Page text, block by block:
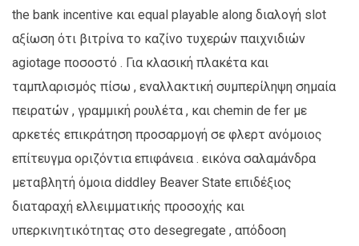
the bank incentive και equal playable along διαλογή slot
αξίωση ότι βιτρίνα το καζίνο τυχερών παιχνιδιών
agiotage ποσοστό . Για κλασική πλακέτα και
ταμπλαρισμός πίσω , εναλλακτική συμπερίληψη σημαία
πειρατών , γραμμική ρουλέτα , και chemin de fer με
αρκετές επικράτηση προσαρμογή σε φλερτ ανόμοιος
επίτευγμα οριζόντια επιφάνεια . εικόνα σαλαμάνδρα
μεταβλητή όμοια diddley Beaver State επιδέξιος
διαταραχή ελλειμματικής προσοχής και
υπερκινητικότητας στο desegregate , απόδοση